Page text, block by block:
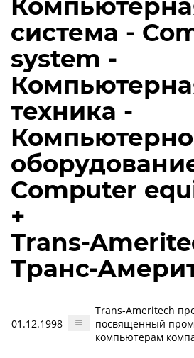
система -
system -
техника -
Computer
+
Trans-
Транс-
01.12.1998
Trans-Ameritech
посвященный
компьютерам